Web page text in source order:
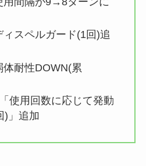
スペルガード(1回)追
耐性DOWN(累
使用回数に応じて発動
)」追加